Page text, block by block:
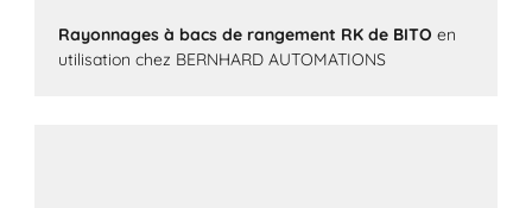
Rayonnages à bacs de rangement RK de BITO en
utilisation chez BERNHARD AUTOMATIONS